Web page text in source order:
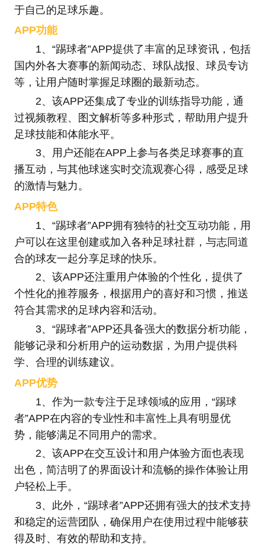
于自己的足球乐趣。
APP功能
1、“踢球者”APP提供了丰富的足球资讯，包括
国内外各大赛事的新闻动态、球队战报、球员专访
等，让用户随时掌握足球圈的最新动态。
2、该APP还集成了专业的训练指导功能，通
过视频教程、图文解析等多种形式，帮助用户提升
足球技能和体能水平。
3、用户还能在APP上参与各类足球赛事的直
播互动，与其他球迷实时交流观赛心得，感受足球
的激情与魅力。
APP特色
1、“踢球者”APP拥有独特的社交互动功能，用
户可以在这里创建或加入各种足球社群，与志同道
合的球友一起分享足球的快乐。
2、该APP还注重用户体验的个性化，提供了
个性化的推荐服务，根据用户的喜好和习惯，推送
符合其需求的足球内容和活动。
3、“踢球者”APP还具备强大的数据分析功能，
能够记录和分析用户的运动数据，为用户提供科
学、合理的训练建议。
APP优势
1、作为一款专注于足球领域的应用，“踢球
者”APP在内容的专业性和丰富性上具有明显优
势，能够满足不同用户的需求。
2、该APP在交互设计和用户体验方面也表现
出色，简洁明了的界面设计和流畅的操作体验让用
户轻松上手。
3、此外，“踢球者”APP还拥有强大的技术支持
和稳定的运营团队，确保用户在使用过程中能够获
得及时、有效的帮助和支持。